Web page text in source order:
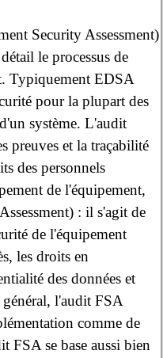
Security Assessment)
le processus de
Typiquement EDSA
pour la plupart des
système. L'audit
preuves et la traçabilité
des personnels
de l'équipement,
: il s'agit de
de l'équipement
les droits en
des données et
l'audit FSA
comme de
FSA se base aussi bien